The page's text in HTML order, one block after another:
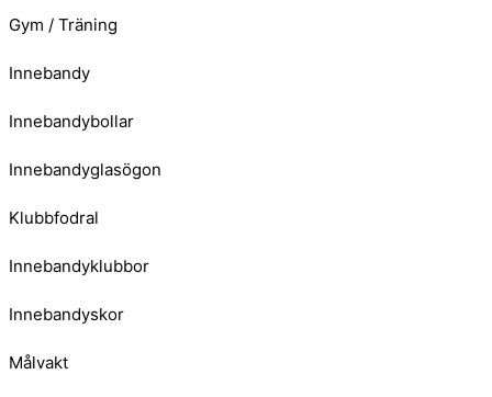
Gym / Träning
Innebandy
Innebandybollar
Innebandyglasögon
Klubbfodral
Innebandyklubbor
Innebandyskor
Målvakt